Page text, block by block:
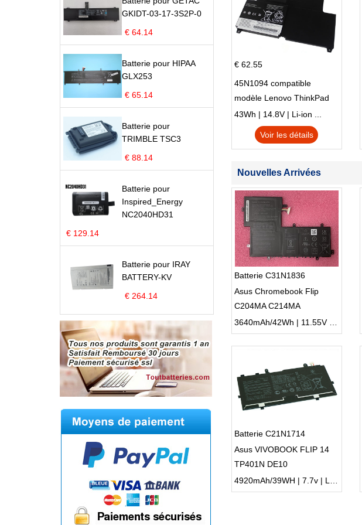
GKIDT-03-17-3S2P-0
€ 64.14
Batterie pour HIPAA
GLX253
€ 65.14
Batterie pour
TRIMBLE TSC3
€ 88.14
Batterie pour
Inspired_Energy
NC2040HD31
€ 129.14
Batterie pour IRAY
BATTERY-KV
€ 264.14
€ 62.55
45N1094 compatible
modèle Lenovo ThinkPad
Edge S230u Twist
43Wh | 14.8V | Li-ion ...
Voir les détails
Nouvelles Arrivées
Batterie C31N1836
Asus Chromebook Flip
C204MA C214MA
Batterie C21N1714
Asus VIVOBOOK FLIP 14
TP401N DE10